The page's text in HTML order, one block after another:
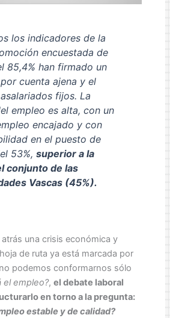
los indicadores de la
encuestada de
85,4% han firmado un
cuenta ajena y el
fijos. La
empleo es alta, con un
encajado y con
en el puesto de
53%, superior a la
conjunto de las
Vascas (45%).
una crisis económica y
de ruta ya está marcada por
podemos conformarnos sólo
el empleo?, el debate laboral
en torno a la pregunta:
estable y de calidad?